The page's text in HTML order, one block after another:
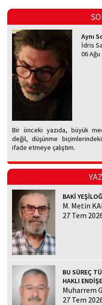
Aynı
İdris
06 Ağu
Bir önceki yazıda, büyük
değil, düşünme
ifade etmeye çalıştım.
BAKİ
M. Metin
27 Tem
BU SÜREÇ
HAKLI
Muharrem
27 Tem